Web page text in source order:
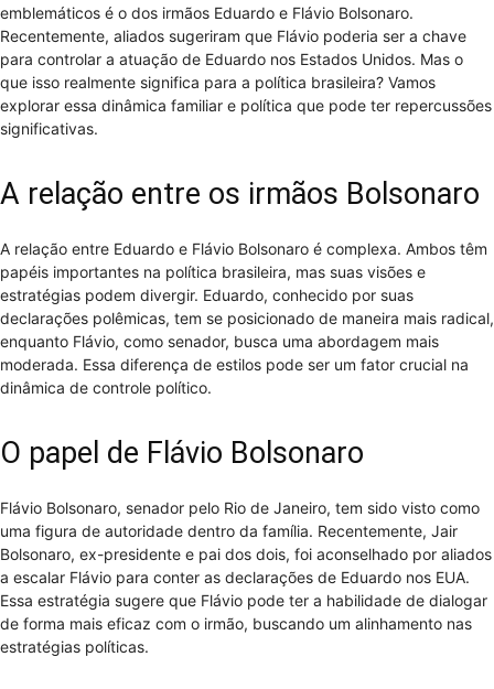
emblemáticos é o dos irmãos Eduardo e Flávio Bolsonaro.
Recentemente, aliados sugeriram que Flávio poderia ser a chave
para controlar a atuação de Eduardo nos Estados Unidos. Mas o
que isso realmente significa para a política brasileira? Vamos
explorar essa dinâmica familiar e política que pode ter repercussões
significativas.
A relação entre os irmãos Bolsonaro
A relação entre Eduardo e Flávio Bolsonaro é complexa. Ambos têm
papéis importantes na política brasileira, mas suas visões e
estratégias podem divergir. Eduardo, conhecido por suas
declarações polêmicas, tem se posicionado de maneira mais radical,
enquanto Flávio, como senador, busca uma abordagem mais
moderada. Essa diferença de estilos pode ser um fator crucial na
dinâmica de controle político.
O papel de Flávio Bolsonaro
Flávio Bolsonaro, senador pelo Rio de Janeiro, tem sido visto como
uma figura de autoridade dentro da família. Recentemente, Jair
Bolsonaro, ex-presidente e pai dos dois, foi aconselhado por aliados
a escalar Flávio para conter as declarações de Eduardo nos EUA.
Essa estratégia sugere que Flávio pode ter a habilidade de dialogar
de forma mais eficaz com o irmão, buscando um alinhamento nas
estratégias políticas.